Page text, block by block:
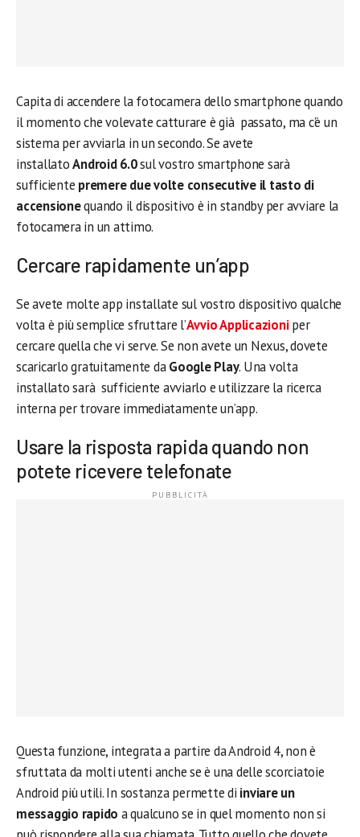
Capita di accendere la fotocamera dello smartphone quando
il momento che volevate catturare è già passato, ma c’è un
sistema per avviarla in un secondo. Se avete
installatoAndroid 6.0sul vostro smartphone sarà
sufficiente premere due volte consecutive il tasto di
accensionequando il dispositivo è in standby per avviare la
fotocamera in un attimo.
Cercare rapidamente un’app
Se avete molte app installate sul vostro dispositivo qualche
volta è più semplice sfruttare l’Avvio Applicazioniper
cercare quella che vi serve. Se non avete un Nexus, dovete
scaricarlo gratuitamente daGoogle Play. Una volta
installato sarà sufficiente avviarlo e utilizzare la ricerca
interna per trovare immediatamente un’app.
Usare la risposta rapida quando non
potete ricevere telefonate
Questa funzione, integrata a partire da Android 4, non è
sfruttata da molti utenti anche se è una delle scorciatoie
Android più utili. In sostanza permette di inviare un
messaggio rapido a qualcuno se in quel momento non si